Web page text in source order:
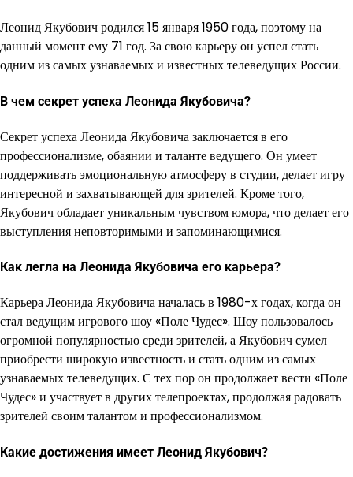
Леонид Якубович родился 15 января 1950 года, поэтому на
данный момент ему 71 год. За свою карьеру он успел стать
одним из самых узнаваемых и известных телеведущих России.
В чем секрет успеха Леонида Якубовича?
Секрет успеха Леонида Якубовича заключается в его
профессионализме, обаянии и таланте ведущего. Он умеет
поддерживать эмоциональную атмосферу в студии, делает игру
интересной и захватывающей для зрителей. Кроме того,
Якубович обладает уникальным чувством юмора, что делает его
выступления неповторимыми и запоминающимися.
Как легла на Леонида Якубовича его карьера?
Карьера Леонида Якубовича началась в 1980-х годах, когда он
стал ведущим игрового шоу «Поле Чудес». Шоу пользовалось
огромной популярностью среди зрителей, а Якубович сумел
приобрести широкую известность и стать одним из самых
узнаваемых телеведущих. С тех пор он продолжает вести «Поле
Чудес» и участвует в других телепроектах, продолжая радовать
зрителей своим талантом и профессионализмом.
Какие достижения имеет Леонид Якубович?